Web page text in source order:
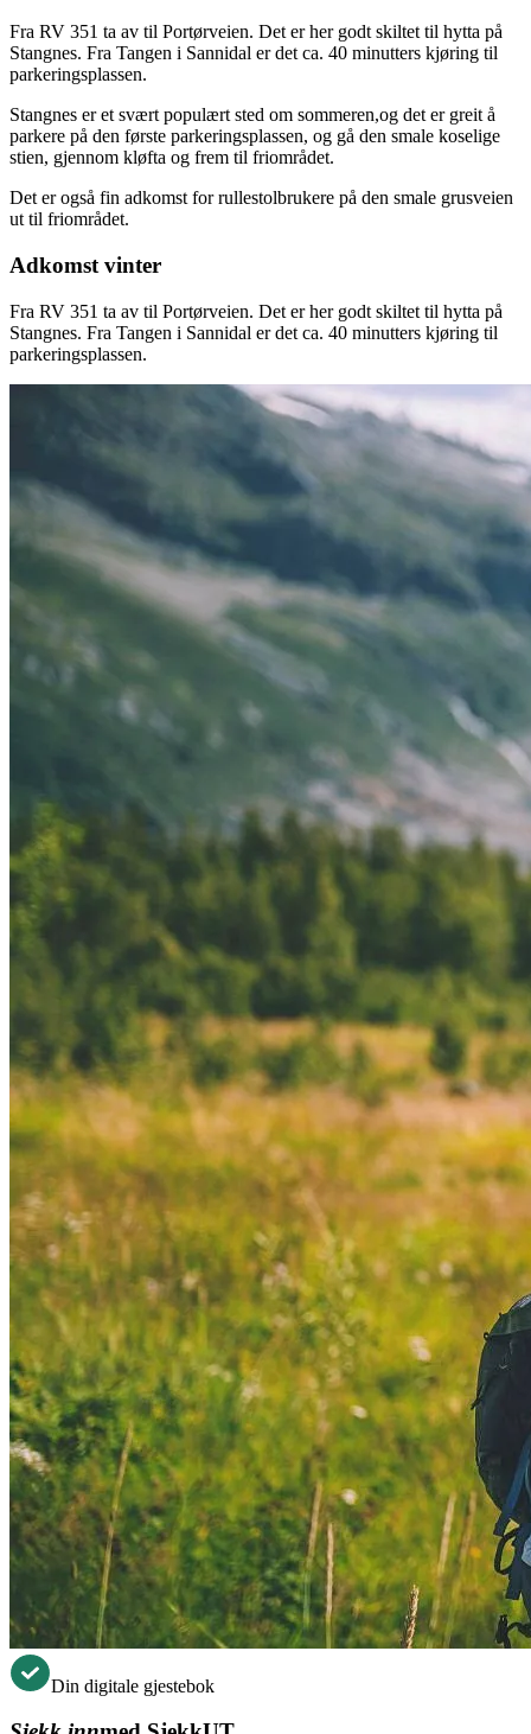
Fra RV 351 ta av til Portørveien. Det er her godt skiltet til hytta på
Stangnes. Fra Tangen i Sannidal er det ca. 40 minutters kjøring til
parkeringsplassen.
Stangnes er et svært populært sted om sommeren,og det er greit å
parkere på den første parkeringsplassen, og gå den smale koselige
stien, gjennom kløfta og frem til friområdet.
Det er også fin adkomst for rullestolbrukere på den smale grusveien
ut til friområdet.
Adkomst vinter
Fra RV 351 ta av til Portørveien. Det er her godt skiltet til hytta på
Stangnes. Fra Tangen i Sannidal er det ca. 40 minutters kjøring til
parkeringsplassen.
Din digitale gjestebok